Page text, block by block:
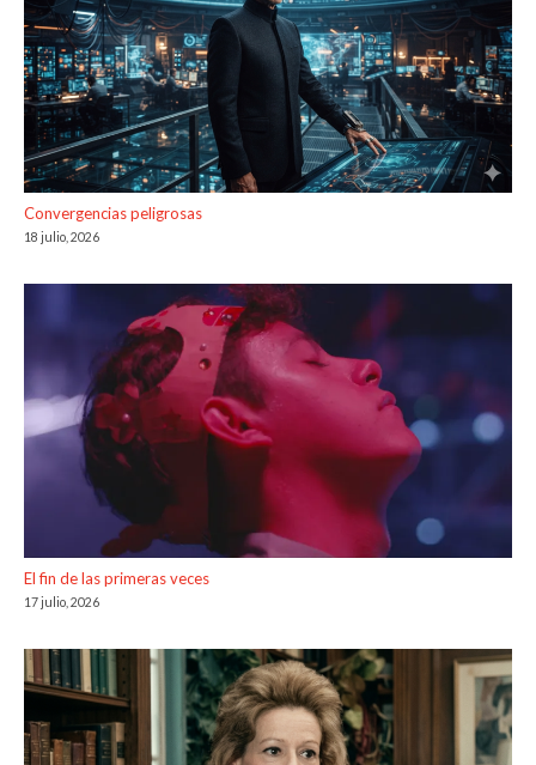
Convergencias peligrosas
18 julio, 2026
El fin de las primeras veces
17 julio, 2026